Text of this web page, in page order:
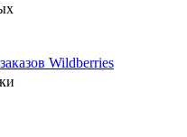
Wildberries